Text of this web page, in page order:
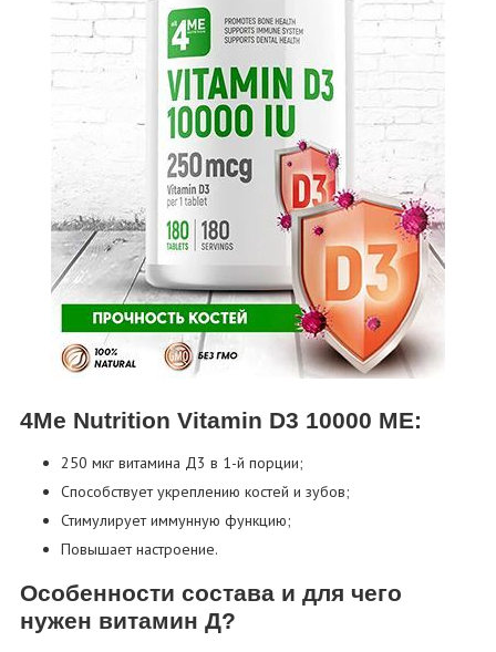
4Me Nutrition Vitamin D3 10000 МЕ:
250 мкг витамина Д3 в 1-й порции;
Способствует укреплению костей и зубов;
Стимулирует иммунную функцию;
Повышает настроение.
Особенности состава и для чего
нужен витамин Д?